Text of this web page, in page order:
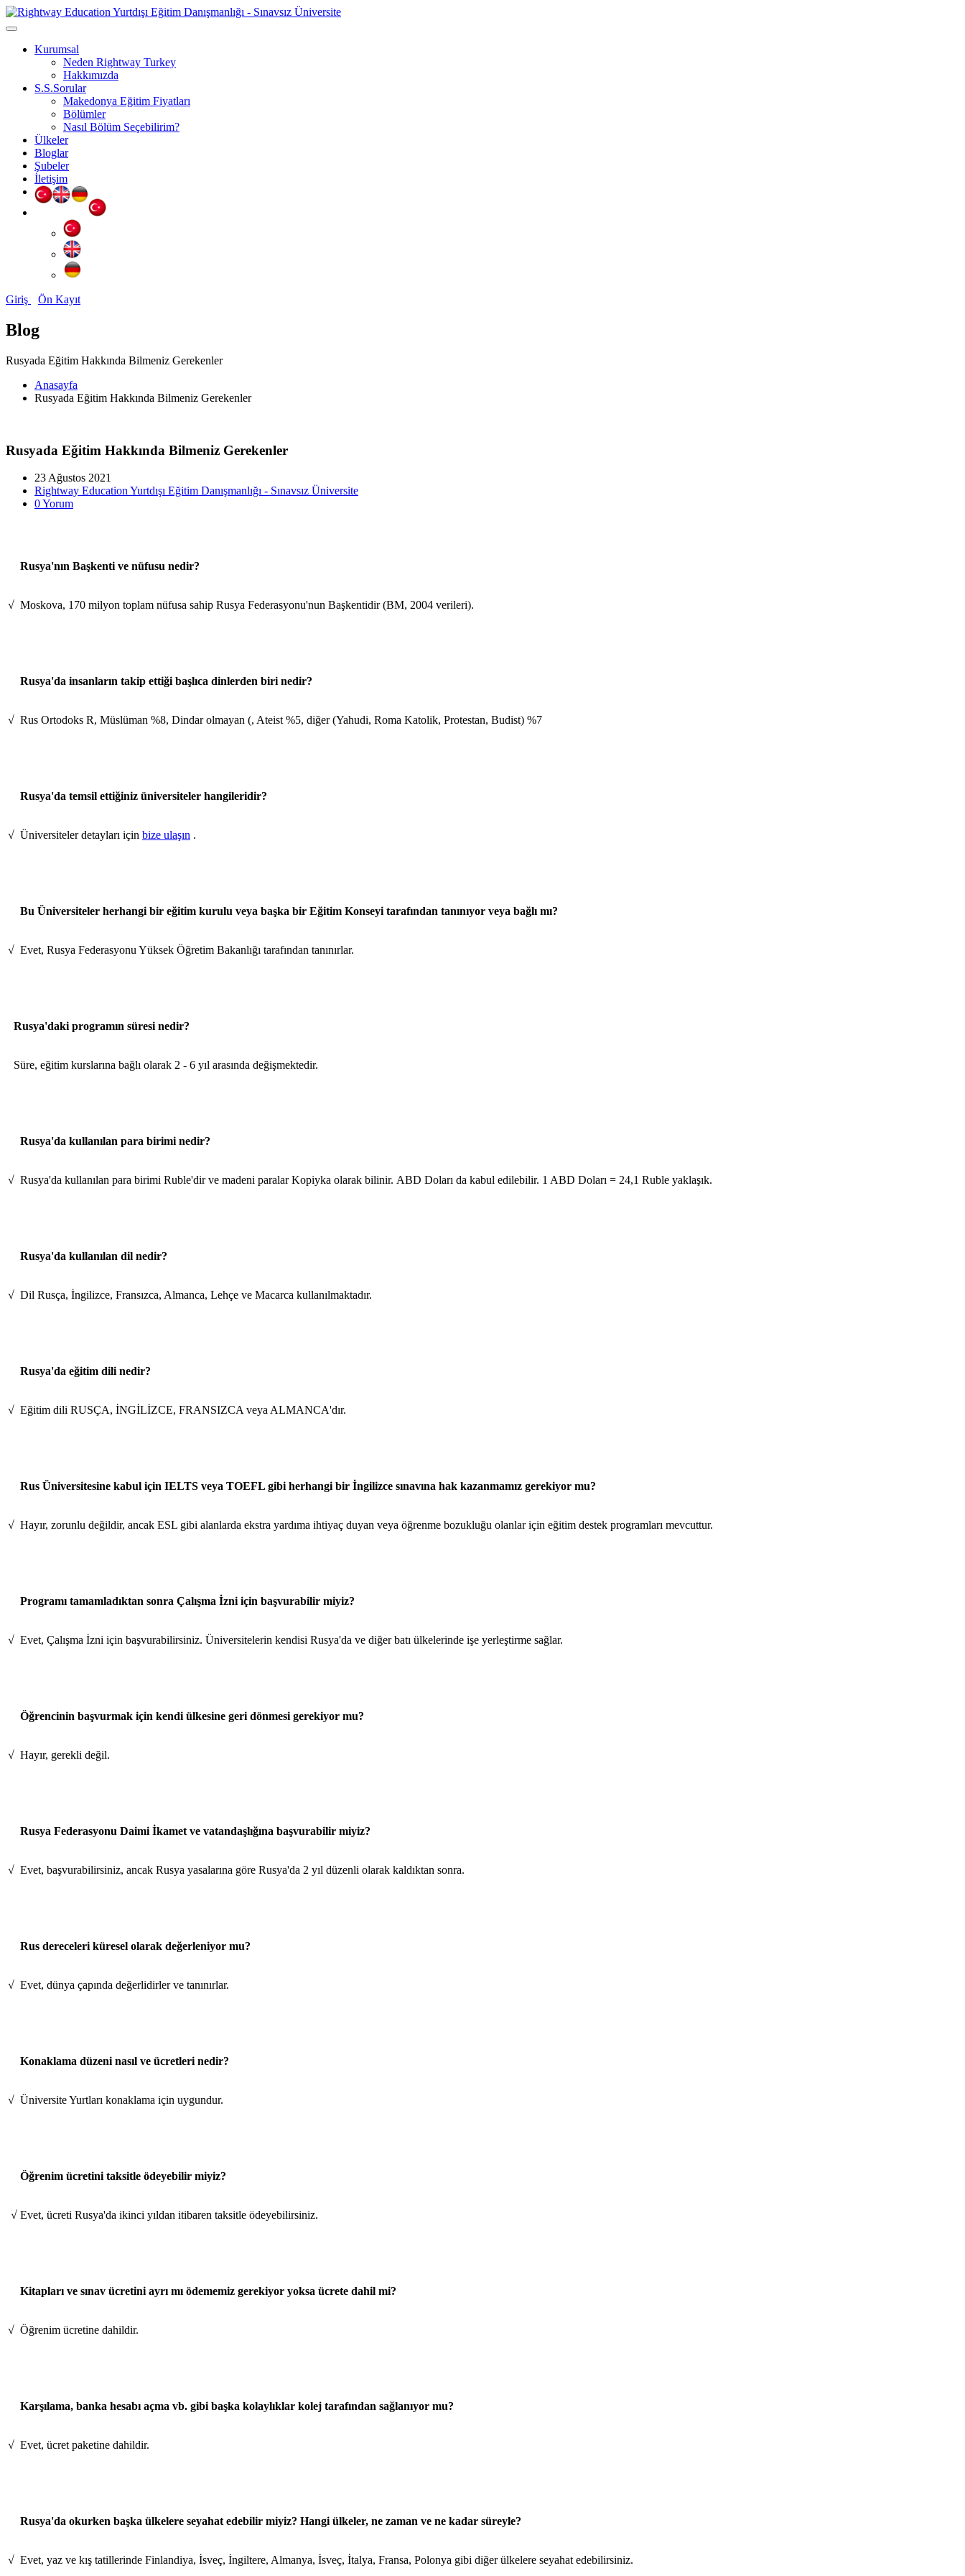
Kurumsal
Neden Rightway Turkey
Hakkımızda
S.S.Sorular
Makedonya Eğitim Fiyatları
Bölümler
Nasıl Bölüm Seçebilirim?
Ülkeler
Bloglar
Şubeler
İletişim
Giriş Ön Kayıt
Blog
Rusyada Eğitim Hakkında Bilmeniz Gerekenler
Anasayfa
Rusyada Eğitim Hakkında Bilmeniz Gerekenler
Rusyada Eğitim Hakkında Bilmeniz Gerekenler
23 Ağustos 2021
Rightway Education Yurtdışı Eğitim Danışmanlığı - Sınavsız Üniversite
0 Yorum
Rusya'nın Başkenti ve nüfusu nedir?
√ Moskova, 170 milyon toplam nüfusa sahip Rusya Federasyonu'nun Başkentidir (BM, 2004 verileri).
Rusya'da insanların takip ettiği başlıca dinlerden biri nedir?
√ Rus Ortodoks R, Müslüman %8, Dindar olmayan (, Ateist %5, diğer (Yahudi, Roma Katolik, Protestan, Budist) %7
Rusya'da temsil ettiğiniz üniversiteler hangileridir?
√ Üniversiteler detayları için bize ulaşın .
Bu Üniversiteler herhangi bir eğitim kurulu veya başka bir Eğitim Konseyi tarafından tanınıyor veya bağlı mı?
√ Evet, Rusya Federasyonu Yüksek Öğretim Bakanlığı tarafından tanınırlar.
Rusya'daki programın süresi nedir?
Süre, eğitim kurslarına bağlı olarak 2 - 6 yıl arasında değişmektedir.
Rusya'da kullanılan para birimi nedir?
√ Rusya'da kullanılan para birimi Ruble'dir ve madeni paralar Kopiyka olarak bilinir. ABD Doları da kabul edilebilir. 1 ABD Doları = 24,1 Ruble yaklaşık.
Rusya'da kullanılan dil nedir?
√ Dil Rusça, İngilizce, Fransızca, Almanca, Lehçe ve Macarca kullanılmaktadır.
Rusya'da eğitim dili nedir?
√ Eğitim dili RUSÇA, İNGİLİZCE, FRANSIZCA veya ALMANCA'dır.
Rus Üniversitesine kabul için IELTS veya TOEFL gibi herhangi bir İngilizce sınavına hak kazanmamız gerekiyor mu?
√ Hayır, zorunlu değildir, ancak ESL gibi alanlarda ekstra yardıma ihtiyaç duyan veya öğrenme bozukluğu olanlar için eğitim destek programları mevcuttur.
Programı tamamladıktan sonra Çalışma İzni için başvurabilir miyiz?
√ Evet, Çalışma İzni için başvurabilirsiniz. Üniversitelerin kendisi Rusya'da ve diğer batı ülkelerinde işe yerleştirme sağlar.
Öğrencinin başvurmak için kendi ülkesine geri dönmesi gerekiyor mu?
√ Hayır, gerekli değil.
Rusya Federasyonu Daimi İkamet ve vatandaşlığına başvurabilir miyiz?
√ Evet, başvurabilirsiniz, ancak Rusya yasalarına göre Rusya'da 2 yıl düzenli olarak kaldıktan sonra.
Rus dereceleri küresel olarak değerleniyor mu?
√ Evet, dünya çapında değerlidirler ve tanınırlar.
Konaklama düzeni nasıl ve ücretleri nedir?
√ Üniversite Yurtları konaklama için uygundur.
Öğrenim ücretini taksitle ödeyebilir miyiz?
√ Evet, ücreti Rusya'da ikinci yıldan itibaren taksitle ödeyebilirsiniz.
Kitapları ve sınav ücretini ayrı mı ödememiz gerekiyor yoksa ücrete dahil mi?
√ Öğrenim ücretine dahildir.
Karşılama, banka hesabı açma vb. gibi başka kolaylıklar kolej tarafından sağlanıyor mu?
√ Evet, ücret paketine dahildir.
Rusya'da okurken başka ülkelere seyahat edebilir miyiz? Hangi ülkeler, ne zaman ve ne kadar süreyle?
√ Evet, yaz ve kış tatillerinde Finlandiya, İsveç, İngiltere, Almanya, İsveç, İtalya, Fransa, Polonya gibi diğer ülkelere seyahat edebilirsiniz.